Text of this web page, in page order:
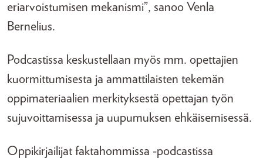
eriarvoistumisen mekanismi”, sanoo Venla
Bernelius.
Podcastissa keskustellaan myös mm. opettajien
kuormittumisesta ja ammattilaisten tekemän
oppimateriaalien merkityksestä opettajan työn
sujuvoittamisessa ja uupumuksen ehkäisemisessä.
Oppikirjailijat faktahommissa -podcastissa